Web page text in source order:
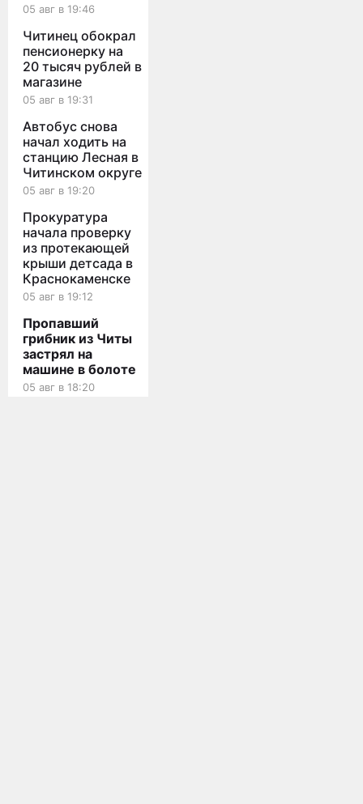
05 авг в 19:46
Читинец обокрал
пенсионерку на
20 тысяч рублей в
магазине
05 авг в 19:31
Автобус снова
начал ходить на
станцию Лесная в
Читинском округе
05 авг в 19:20
Прокуратура
начала проверку
из протекающей
крыши детсада в
Краснокаменске
05 авг в 19:12
Пропавший
грибник из Читы
застрял на
машине в болоте
05 авг в 18:20